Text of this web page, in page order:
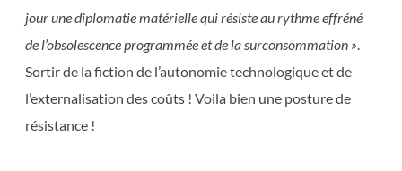
jour une diplomatie matérielle qui résiste au rythme effréné
de l’obsolescence programmée et de la surconsommation ».
Sortir de la fiction de l’autonomie technologique et de
l’externalisation des coûts ! Voila bien une posture de
résistance !